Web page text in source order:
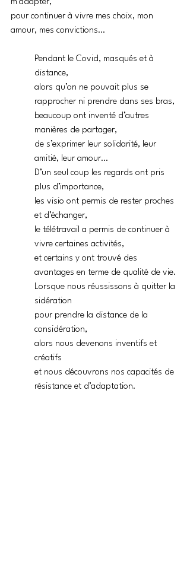
m’adapter,
pour continuer à vivre mes choix, mon
amour, mes convictions…
Pendant le Covid, masqués et à
distance,
alors qu’on ne pouvait plus se
rapprocher ni prendre dans ses bras,
beaucoup ont inventé d’autres
manières de partager,
de s’exprimer leur solidarité, leur
amitié, leur amour…
D’un seul coup les regards ont pris
plus d’importance,
les visio ont permis de rester proches
et d’échanger,
le télétravail a permis de continuer à
vivre certaines activités,
et certains y ont trouvé des
avantages en terme de qualité de vie.
Lorsque nous réussissons à quitter la
sidération
pour prendre la distance de la
considération,
alors nous devenons inventifs et
créatifs
et nous découvrons nos capacités de
résistance et d’adaptation.